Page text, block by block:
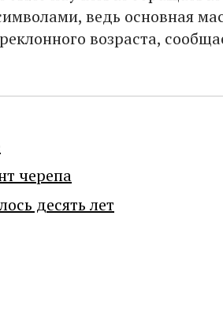
ведь основная
возраста,
черепа
десять лет